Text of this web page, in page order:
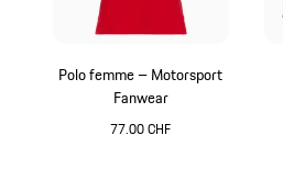
Polo femme – Motorsport
Fanwear
77.00 CHF